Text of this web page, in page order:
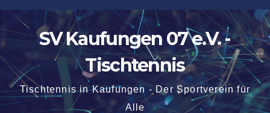
Zum
Inhalt
springen
SV Kaufungen 07 e.V. -
Tischtennis
Tischtennis in Kaufungen - Der Sportverein für
Alle